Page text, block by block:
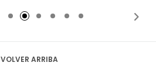
VOLVER ARRIBA